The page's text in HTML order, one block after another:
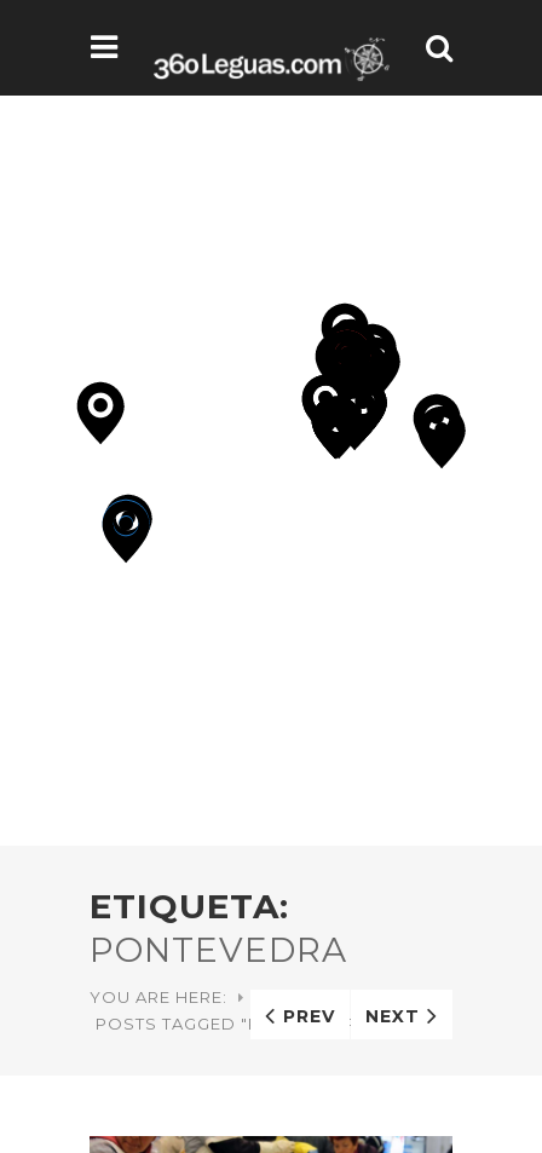
ETIQUETA:
PONTEVEDRA
YOU ARE HERE:
POSTS TAGGED "PONTEVEDRA"
PREV NEXT